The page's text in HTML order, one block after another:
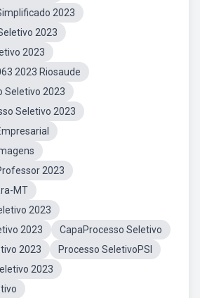
2023
2023
2023
2023 Riosaude
Seletivo 2023
Seletivo 2023
2023
MT
2023
2023
CapaProcesso Seletivo
2023
Processo SeletivoPSI
2023